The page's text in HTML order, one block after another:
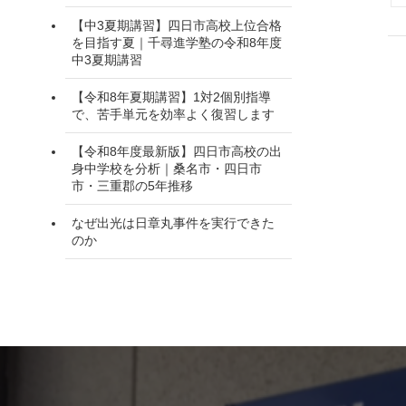
【中3夏期講習】四日市高校上位合格
を目指す夏｜千尋進学塾の令和8年度
中3夏期講習
【令和8年夏期講習】1対2個別指導
で、苦手単元を効率よく復習します
【令和8年度最新版】四日市高校の出
身中学校を分析｜桑名市・四日市
市・三重郡の5年推移
なぜ出光は日章丸事件を実行できた
のか